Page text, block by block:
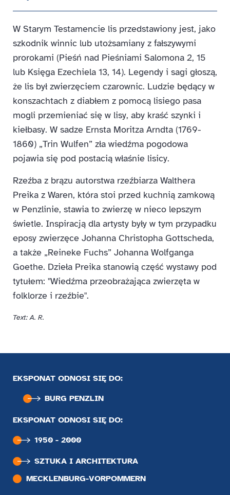
W Starym Testamencie lis przedstawiony jest, jako
szkodnik winnic lub utożsamiany z fałszywymi
prorokami (Pieśń nad Pieśniami Salomona 2, 15
lub Księga Ezechiela 13, 14). Legendy i sagi głoszą,
że lis był zwierzęciem czarownic. Ludzie będący w
konszachtach z diabłem z pomocą lisiego pasa
mogli przemieniać się w lisy, aby kraść szynki i
kiełbasy. W sadze Ernsta Moritza Arndta (1769-
1860) „Trin Wulfen” zła wiedźma pogodowa
pojawia się pod postacią właśnie lisicy.
Rzeźba z brązu autorstwa rzeźbiarza Walthera
Preika z Waren, która stoi przed kuchnią zamkową
w Penzlinie, stawia to zwierzę w nieco lepszym
świetle. Inspiracją dla artysty były w tym przypadku
eposy zwierzęce Johanna Christopha Gottscheda,
a także „Reineke Fuchs” Johanna Wolfganga
Goethe. Dzieła Preika stanowią część wystawy pod
tytułem: "Wiedźma przeobrażająca zwierzęta w
folklorze i rzeźbie".
Text: A. R.
EKSPONAT ODNOSI SIĘ DO:
BURG PENZLIN
EKSPONAT ODNOSI SIĘ DO:
1950 - 2000
SZTUKA I ARCHITEKTURA
MECKLENBURG-VORPOMMERN